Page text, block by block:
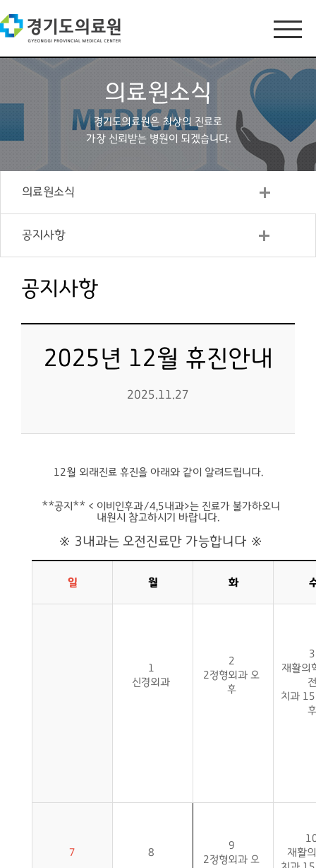
의료원소식
경기도의료원은 최상의 진료로
가장 신뢰받는 병원이 되겠습니다.
의료원소식
공지사항
공지사항
2025년 12월 휴진안내
2025.11.27
12월 외래진료 휴진을 아래와 같이 알려드립니다.
**공지** < 이비인후과/4,5내과>는 진료가 불가하오니
내원시 참고하시기 바랍니다.
※ 3내과는 오전진료만 가능합니다 ※
일 월 화
1
신경외과
2
2정형외과 오
후
3
재활의
전
치과
후
7 8
9
2정형외과 오
재활